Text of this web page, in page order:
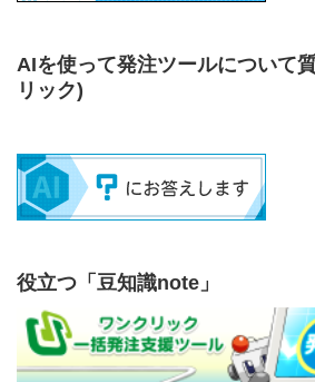
AIを使って発注ツールについて質
リック)
役立つ「豆知識note」